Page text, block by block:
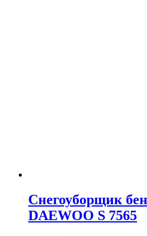
Снегоуборщик
DAEWOO S 7565